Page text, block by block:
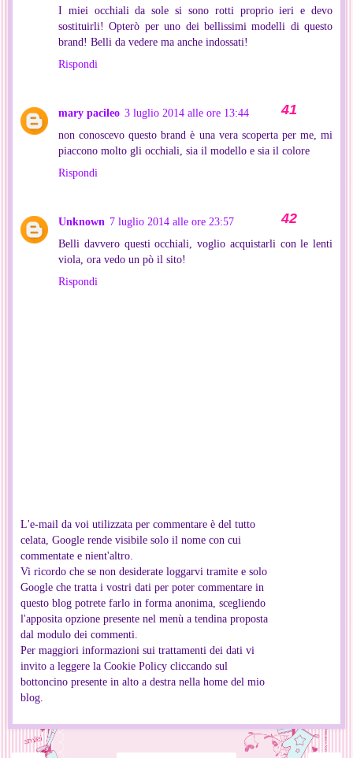
I miei occhiali da sole si sono rotti proprio ieri e devo
sostituirli! Opterò per uno dei bellissimi modelli di questo
brand! Belli da vedere ma anche indossati!
Rispondi
mary pacileo 3 luglio 2014 alle ore 13:44
non conoscevo questo brand è una vera scoperta per me, mi
piaccono molto gli occhiali, sia il modello e sia il colore
Rispondi
Unknown 7 luglio 2014 alle ore 23:57
Belli davvero questi occhiali, voglio acquistarli con le lenti
viola, ora vedo un pò il sito!
Rispondi
L'e-mail da voi utilizzata per commentare è del tutto
celata, Google rende visibile solo il nome con cui
commentate e nient'altro.
Vi ricordo che se non desiderate loggarvi tramite e solo
Google che tratta i vostri dati per poter commentare in
questo blog potrete farlo in forma anonima, scegliendo
l'apposita opzione presente nel menù a tendina proposta
dal modulo dei commenti.
Per maggiori informazioni sui trattamenti dei dati vi
invito a leggere la Cookie Policy cliccando sul
bottoncino presente in alto a destra nella home del mio
blog.